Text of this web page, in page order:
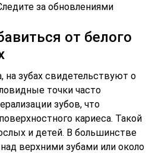
за обновлениями
от белого
на зубах свидетельствуют о
точки часто
зубов, что
кариеса. Такой
и детей. В большинстве
верхними зубами или около